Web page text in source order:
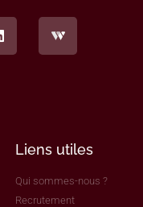
Liens utiles
Qui sommes-nous ?
Recrutement